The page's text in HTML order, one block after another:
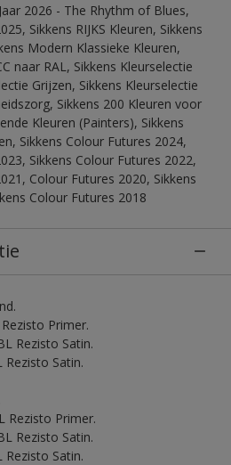
2026 - The Rhythm of Blues,
Sikkens RIJKS Kleuren, Sikkens
Modern Klassieke Kleuren,
naar RAL, Sikkens Kleurselectie
Grijzen, Sikkens Kleurselectie
Sikkens 200 Kleuren voor
Kleuren (Painters), Sikkens
Sikkens Colour Futures 2024,
Sikkens Colour Futures 2022,
Colour Futures 2020, Sikkens
Colour Futures 2018
Primer.
Rezisto Satin.
Satin.
Rezisto Primer.
Rezisto Satin.
Satin.